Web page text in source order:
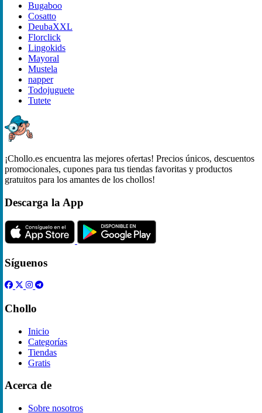
Bugaboo
Cosatto
DeubaXXL
Florclick
Lingokids
Mayoral
Mustela
napper
Todojuguete
Tutete
¡Chollo.es encuentra las mejores ofertas! Precios únicos, descuentos
promocionales, cupones para tus tiendas favoritas y productos
gratuitos para los amantes de los chollos!
Descarga la App
Síguenos
Chollo
Inicio
Categorías
Tiendas
Gratis
Acerca de
Sobre nosotros